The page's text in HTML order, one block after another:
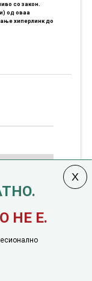
со закон.
од оваа
хиперлинк до
НЕ Е.